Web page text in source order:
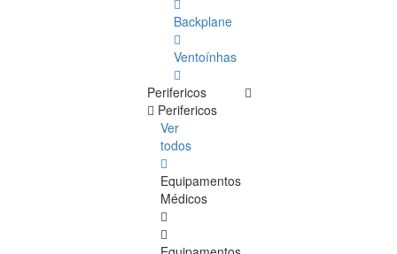
Backplane
Ventoínhas
Perifericos
Perifericos
Ver
todos
Equipamentos
Médicos